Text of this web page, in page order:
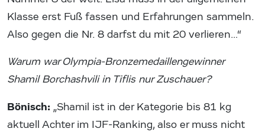
Klasse erst Fuß fassen und Erfahrungen sammeln.
Also gegen die Nr. 8 darfst du mit 20 verlieren…“
Warum war Olympia-Bronzemedaillengewinner
Shamil Borchashvili in Tiflis nur Zuschauer?
Bönisch: „Shamil ist in der Kategorie bis 81 kg
aktuell Achter im IJF-Ranking, also er muss nicht